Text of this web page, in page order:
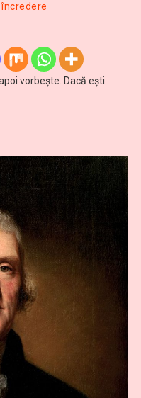
vorbeşte. Dacă eşti